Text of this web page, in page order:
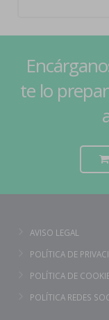
te lo
AVISO LEGAL
POLÍTICA DE
POLÍTICA DE
POLÍTICA REDES